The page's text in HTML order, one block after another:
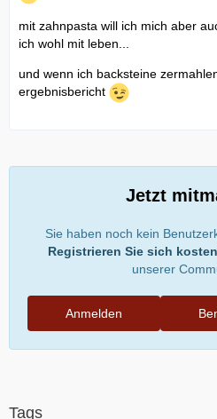
mit zahnpasta will ich mich aber
ich wohl mit leben...
und wenn ich backsteine
ergebnisbericht
Jetzt
Sie haben noch kein
Registrieren Sie sich
unserer
Anmelden
Tags